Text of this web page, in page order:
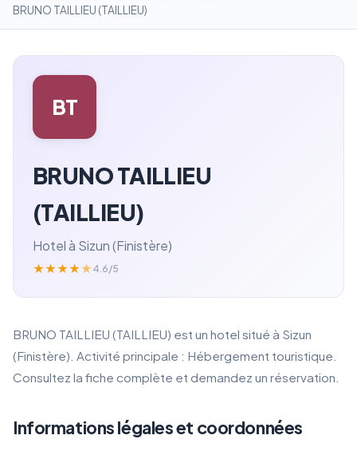
BRUNO TAILLIEU (TAILLIEU)
BT
BRUNO TAILLIEU
(TAILLIEU)
Hotel à Sizun (Finistère)
★★★★★ 4.6/5
BRUNO TAILLIEU (TAILLIEU) est un hotel situé à Sizun
(Finistère). Activité principale : Hébergement touristique.
Consultez la fiche complète et demandez un réservation.
Informations légales et coordonnées